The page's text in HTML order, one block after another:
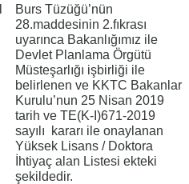
Burs Tüzüğü’nün
28.maddesinin 2.fıkrası
uyarınca Bakanlığımız ile
Devlet Planlama Örgütü
Müsteşarlığı işbirliği ile
belirlenen ve KKTC Bakanlar
Kurulu’nun 25 Nisan 2019
tarih ve TE(K-I)671-2019
sayılı kararı ile onaylanan
Yüksek Lisans / Doktora
İhtiyaç alan Listesi ekteki
şekildedir.